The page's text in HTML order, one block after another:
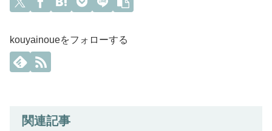
kouyainoueをフォローする
関連記事